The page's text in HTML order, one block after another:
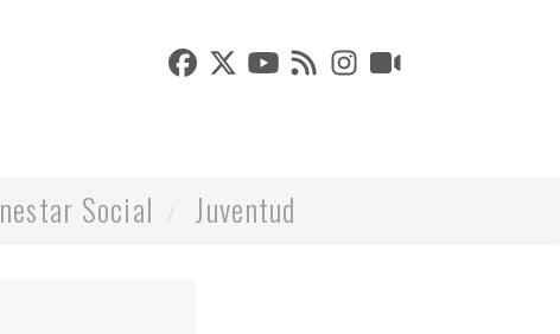
Social Juventud